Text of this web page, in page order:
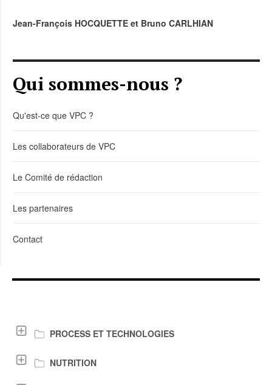
Jean-François HOCQUETTE et Bruno CARLHIAN
Qui sommes-nous ?
Qu'est-ce que VPC ?
Les collaborateurs de VPC
Le Comité de rédaction
Les partenaires
Contact
PROCESS ET TECHNOLOGIES
NUTRITION